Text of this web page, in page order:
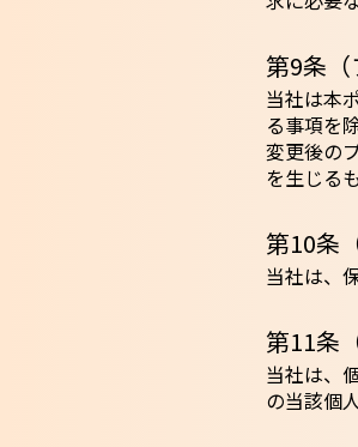
第9条（
当社は本
る事項を
変更後の
を生じる
第10条
当社は、
第11条
当社は、
の当該個